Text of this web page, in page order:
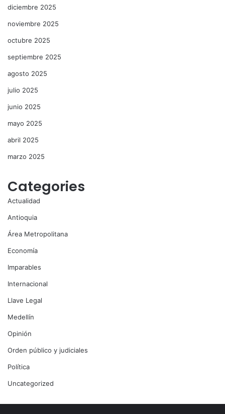
diciembre 2025
noviembre 2025
octubre 2025
septiembre 2025
agosto 2025
julio 2025
junio 2025
mayo 2025
abril 2025
marzo 2025
Categories
Actualidad
Antioquia
Área Metropolitana
Economía
Imparables
Internacional
Llave Legal
Medellín
Opinión
Orden público y judiciales
Política
Uncategorized